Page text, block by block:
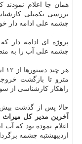
همان جا اعلام نمودند
بررسی تكمیلی
چشمه علی ادامه دار
پروژه ای ادامه دار
چشمه علی آب را به
مترو تا بازگشت
راهكار كارشناسی از
حالا پس از گذشت بیش
آخرین مدیر كل
اردیبهشتبه چشمه